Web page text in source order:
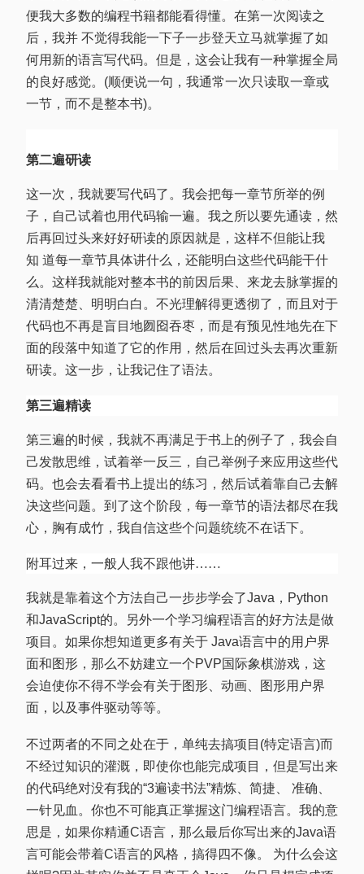
便我大多数的编程书籍都能看得懂。在第一次阅读之
后，我并 不觉得我能一下子一步登天立马就掌握了如
何用新的语言写代码。但是，这会让我有一种掌握全局
的良好感觉。(顺便说一句，我通常一次只读取一章或
一节，而不是整本书)。
第二遍研读
这一次，我就要写代码了。我会把每一章节所举的例
子，自己试着也用代码输一遍。我之所以要先通读，然
后再回过头来好好研读的原因就是，这样不但能让我
知 道每一章节具体讲什么，还能明白这些代码能干什
么。这样我就能对整本书的前因后果、来龙去脉掌握的
清清楚楚、明明白白。不光理解得更透彻了，而且对于
代码也不再是盲目地囫囵吞枣，而是有预见性地先在下
面的段落中知道了它的作用，然后在回过头去再次重新
研读。这一步，让我记住了语法。
第三遍精读
第三遍的时候，我就不再满足于书上的例子了，我会自
己发散思维，试着举一反三，自己举例子来应用这些代
码。也会去看看书上提出的练习，然后试着靠自己去解
决这些问题。到了这个阶段，每一章节的语法都尽在我
心，胸有成竹，我自信这些个问题统统不在话下。
附耳过来，一般人我不跟他讲……
我就是靠着这个方法自己一步步学会了Java，Python
和JavaScript的。另外一个学习编程语言的好方法是做
项目。如果你想知道更多有关于 Java语言中的用户界
面和图形，那么不妨建立一个PVP国际象棋游戏，这
会迫使你不得不学会有关于图形、动画、图形用户界
面，以及事件驱动等等。
不过两者的不同之处在于，单纯去搞项目(特定语言)而
不经过知识的灌溉，即使你也能完成项目，但是写出来
的代码绝对没有我的“3遍读书法”精炼、简捷、 准确、
一针见血。你也不可能真正掌握这门编程语言。我的意
思是，如果你精通C语言，那么最后你写出来的Java语
言可能会带着C语言的风格，搞得四不像。 为什么会这